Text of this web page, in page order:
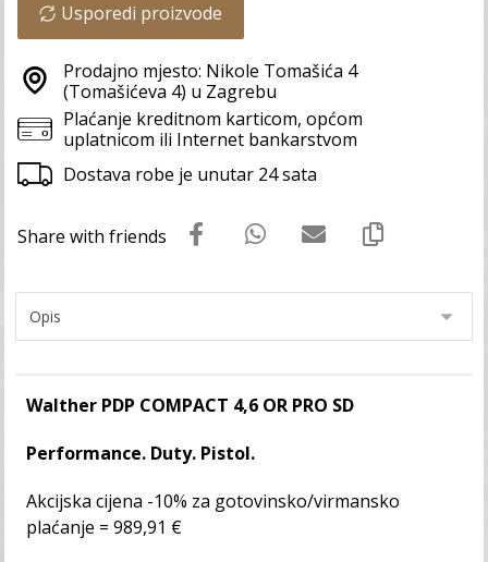
Usporedi proizvode
Prodajno mjesto: Nikole Tomašića 4
(Tomašićeva 4) u Zagrebu
Plaćanje kreditnom karticom, općom
uplatnicom ili Internet bankarstvom
Dostava robe je unutar 24 sata
Walther PDP COMPACT 4,6 OR PRO SD
Performance. Duty. Pistol.
Akcijska cijena -10% za gotovinsko/virmansko
plaćanje = 989,91 €